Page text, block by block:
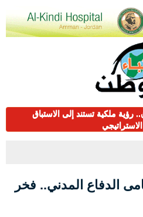
رؤية ملكية تستند إلى الاستباق
الدفاع المدني.. فخر